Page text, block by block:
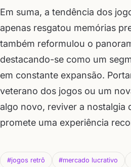
Em suma, a tendência dos
apenas resgatou memórias
também reformulou o
destacando-se como um
em constante expansão.
veterano dos jogos ou um
algo novo, reviver a nostalgia
promete uma experiência
#jogos retrô #mercado lucrativo